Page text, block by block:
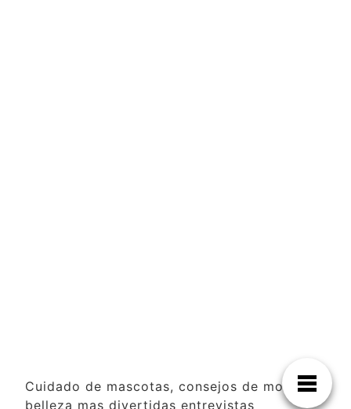
Cuidado de mascotas, consejos de moda y
belleza mas divertidas entrevistas